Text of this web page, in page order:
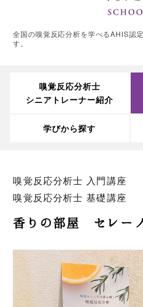
全国の嗅覚反応分析を学べるAHIS認
す。
嗅覚反応分析士
シニアトレーナー紹介
学びから探す
嗅覚反応分析士 入門講座
嗅覚反応分析士 基礎講座
香りの部屋 セレーノ